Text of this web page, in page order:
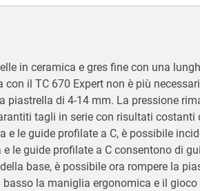
in ceramica e gres fine con una
il TC 670 Expert non è più
di 4-14 mm. La pressione
tagli in serie con risultati
le guide profilate a C, è possibile
le guide profilate a C consentono di
base, è possibile ora rompere la
la maniglia ergonomica e il